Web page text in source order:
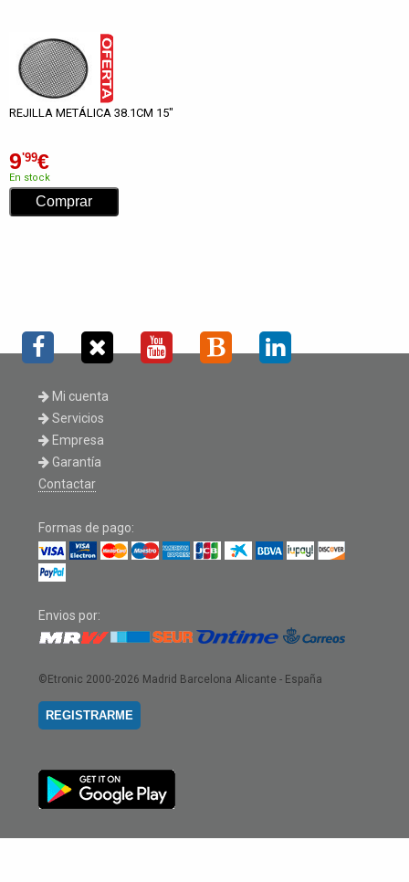
REJILLA METÁLICA 38.1CM 15"
9'99€
En stock
Mi cuenta
Servicios
Empresa
Garantía
Contactar
Formas de pago:
Envios por:
©Etronic 2000-2026 Madrid Barcelona Alicante - España
REGISTRARME